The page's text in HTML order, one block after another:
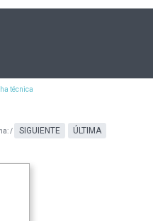
técnica
/ SIGUIENTE ÚLTIMA